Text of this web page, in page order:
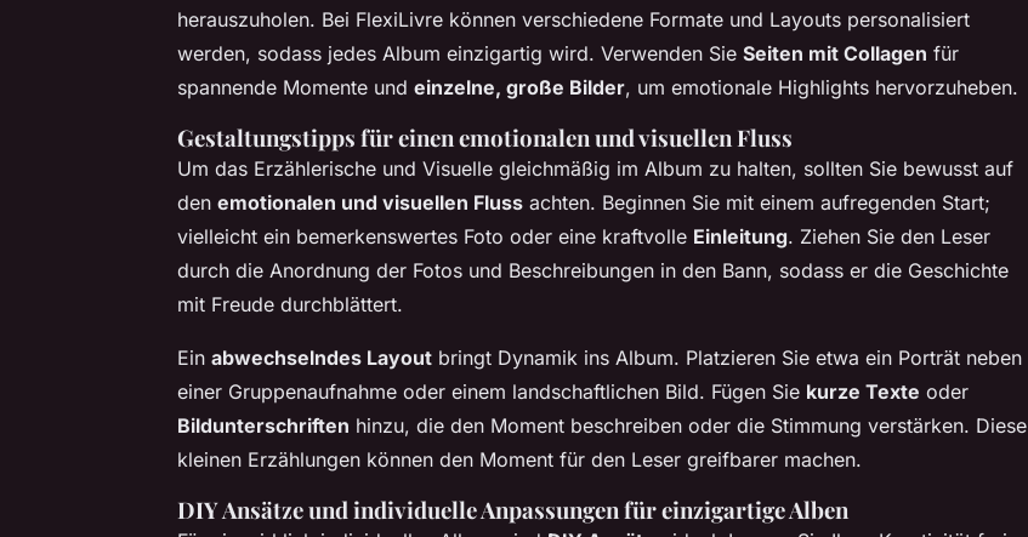
herauszuholen. Bei FlexiLivre können verschiedene Formate und Layouts personalisiert
werden, sodass jedes Album einzigartig wird. Verwenden Sie Seiten mit Collagen für
spannende Momente und einzelne, große Bilder, um emotionale Highlights hervorzuheben.
Gestaltungstipps für einen emotionalen und visuellen Fluss
Um das Erzählerische und Visuelle gleichmäßig im Album zu halten, sollten Sie bewusst auf
den emotionalen und visuellen Fluss achten. Beginnen Sie mit einem aufregenden Start;
vielleicht ein bemerkenswertes Foto oder eine kraftvolle Einleitung. Ziehen Sie den Leser
durch die Anordnung der Fotos und Beschreibungen in den Bann, sodass er die Geschichte
mit Freude durchblättert.
Ein abwechselndes Layout bringt Dynamik ins Album. Platzieren Sie etwa ein Porträt neben
einer Gruppenaufnahme oder einem landschaftlichen Bild. Fügen Sie kurze Texte oder
Bildunterschriften hinzu, die den Moment beschreiben oder die Stimmung verstärken. Diese
kleinen Erzählungen können den Moment für den Leser greifbarer machen.
DIY Ansätze und individuelle Anpassungen für einzigartige Alben